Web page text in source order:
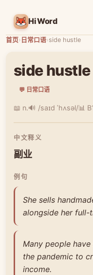
HiWord
首页› 日常口语›side hustle
side hustle
💬 日常口语
📖 n.🔊 /saɪd ˈhʌsəl/📊
中文释义
副业
例句
She sells
alongside her full-
Many people
the pandemic to
income.